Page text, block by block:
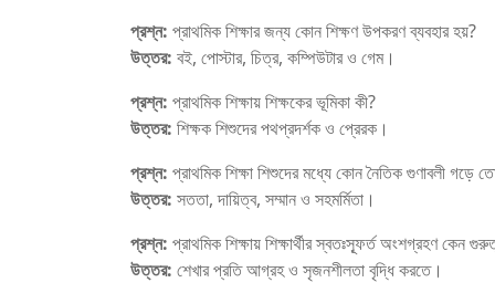
প্রশ্ন: প্রাথমিক শিক্ষার জন্য কোন শিক্ষণ উপকরণ ব্যবহার হয়?
উত্তর: বই, পোস্টার, চিত্র, কম্পিউটার ও গেম।
প্রশ্ন: প্রাথমিক শিক্ষায় শিক্ষকের ভূমিকা কী?
উত্তর: শিক্ষক শিশুদের পথপ্রদর্শক ও প্রেরক।
প্রশ্ন: প্রাথমিক শিক্ষা শিশুদের মধ্যে কোন নৈতিক গুণাবলী গড়ে
উত্তর: সততা, দায়িত্ব, সম্মান ও সহমর্মিতা।
প্রশ্ন: প্রাথমিক শিক্ষায় শিক্ষার্থীর স্বতঃস্ফূর্ত অংশগ্রহণ কেন
উত্তর: শেখার প্রতি আগ্রহ ও সৃজনশীলতা বৃদ্ধি করতে।